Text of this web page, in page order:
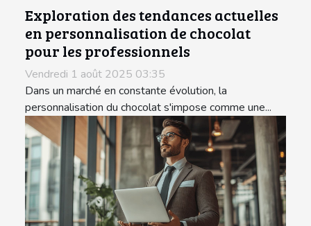
Exploration des tendances actuelles
en personnalisation de chocolat
pour les professionnels
Vendredi 1 août 2025 03:35
Dans un marché en constante évolution, la
personnalisation du chocolat s'impose comme une...